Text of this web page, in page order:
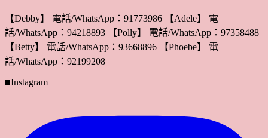
【Debby】 電話/WhatsApp：91773986 【Adele】 電
話/WhatsApp：94218893 【Polly】 電話/WhatsApp：97358488
【Betty】 電話/WhatsApp：93668896 【Phoebe】 電
話/WhatsApp：92199208
■Instagram